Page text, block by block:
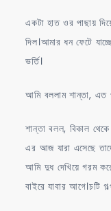
একটা হাত ওর পাছায়
দিল।আমার ধন ফেটে
ভর্তি।
আমি বললাম শান্তা, এত
শান্তা বলল, বিকাল
এর আজ যারা এসেছে
আমি দুধ দেখিয়ে গরম
বাইরে যাবার